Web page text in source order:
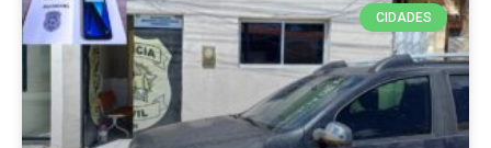
CIDADES